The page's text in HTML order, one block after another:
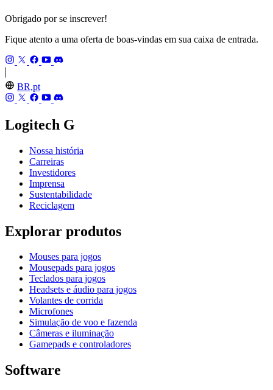
Obrigado por se inscrever!
Fique atento a uma oferta de boas-vindas em sua caixa de entrada.
BR,pt
Logitech G
Nossa história
Carreiras
Investidores
Imprensa
Sustentabilidade
Reciclagem
Explorar produtos
Mouses para jogos
Mousepads para jogos
Teclados para jogos
Headsets e áudio para jogos
Volantes de corrida
Microfones
Simulação de voo e fazenda
Câmeras e iluminação
Gamepads e controladores
Software